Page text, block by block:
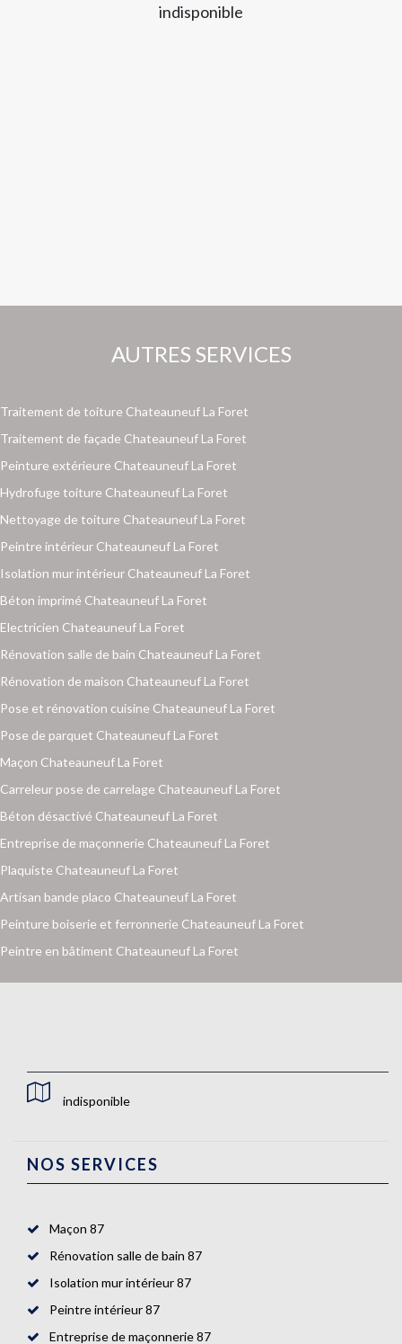
indisponible
AUTRES SERVICES
Traitement de toiture Chateauneuf La Foret
Traitement de façade Chateauneuf La Foret
Peinture extérieure Chateauneuf La Foret
Hydrofuge toiture Chateauneuf La Foret
Nettoyage de toiture Chateauneuf La Foret
Peintre intérieur Chateauneuf La Foret
Isolation mur intérieur Chateauneuf La Foret
Béton imprimé Chateauneuf La Foret
Electricien Chateauneuf La Foret
Rénovation salle de bain Chateauneuf La Foret
Rénovation de maison Chateauneuf La Foret
Pose et rénovation cuisine Chateauneuf La Foret
Pose de parquet Chateauneuf La Foret
Maçon Chateauneuf La Foret
Carreleur pose de carrelage Chateauneuf La Foret
Béton désactivé Chateauneuf La Foret
Entreprise de maçonnerie Chateauneuf La Foret
Plaquiste Chateauneuf La Foret
Artisan bande placo Chateauneuf La Foret
Peinture boiserie et ferronnerie Chateauneuf La Foret
Peintre en bâtiment Chateauneuf La Foret
indisponible
NOS SERVICES
Maçon 87
Rénovation salle de bain 87
Isolation mur intérieur 87
Peintre intérieur 87
Entreprise de maçonnerie 87